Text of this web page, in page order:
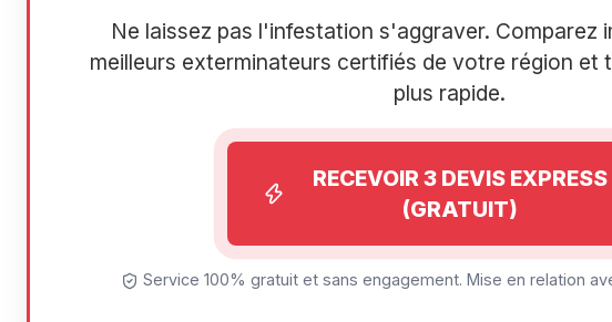
Ne laissez pas l'infestation s'aggraver. Comparez
meilleurs exterminateurs certifiés de votre région et
plus rapide.
RECEVOIR 3 DEVIS EXPRESS
(GRATUIT)
Service 100% gratuit et sans engagement. Mise en relation